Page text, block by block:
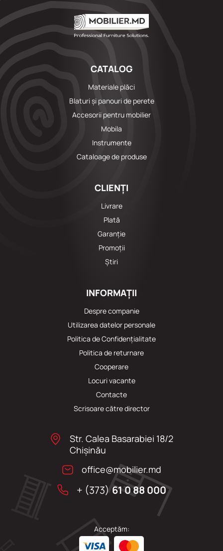
CATALOG
Materiale plăci
Blaturi și panouri de perete
Accesorii pentru mobilier
Mobila
Instrumente
Cataloage de produse
CLIENȚI
Livrare
Plată
Garanție
Promoții
Știri
INFORMAȚII
Despre companie
Utilizarea datelor personale
Politica de Confidențialitate
Politica de returnare
Cooperare
Locuri vacante
Сontacte
Scrisoare către director
Str. Calea Basarabiei 18/2
Chişinău
office@mobilier.md
+ (373)61 0 88 000
Acceptăm: